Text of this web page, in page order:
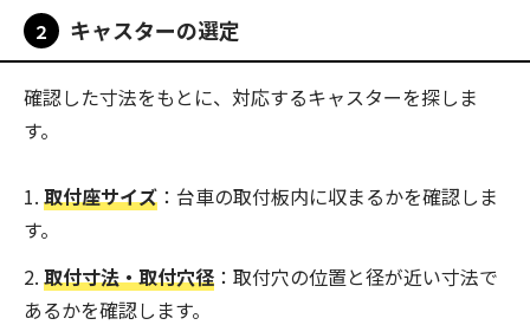
２ キャスターの選定
確認した寸法をもとに、対応するキャスターを探しま
す。
取付座サイズ ：台車の取付板内に収まるかを確認しま
す。
取付寸法・取付穴径 ：取付穴の位置と径が近い寸法で
あるかを確認します。